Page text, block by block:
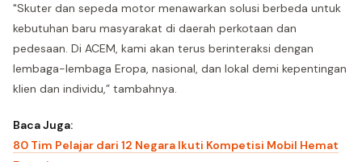
"Skuter dan sepeda motor menawarkan solusi berbeda untuk
kebutuhan baru masyarakat di daerah perkotaan dan
pedesaan. Di ACEM, kami akan terus berinteraksi dengan
lembaga-lembaga Eropa, nasional, dan lokal demi kepentingan
klien dan individu,” tambahnya.
Baca Juga:
80 Tim Pelajar dari 12 Negara Ikuti Kompetisi Mobil Hemat